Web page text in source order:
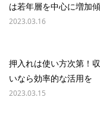
は若年層を中心に増加
2023.03.16
押入れは使い方次第！
いなら効率的な活用を
2023.03.15